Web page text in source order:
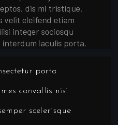
dis mi tristique.
velit eleifend etiam
integer sociosqu
iaculis porta.
porta
convallis nisi
scelerisque